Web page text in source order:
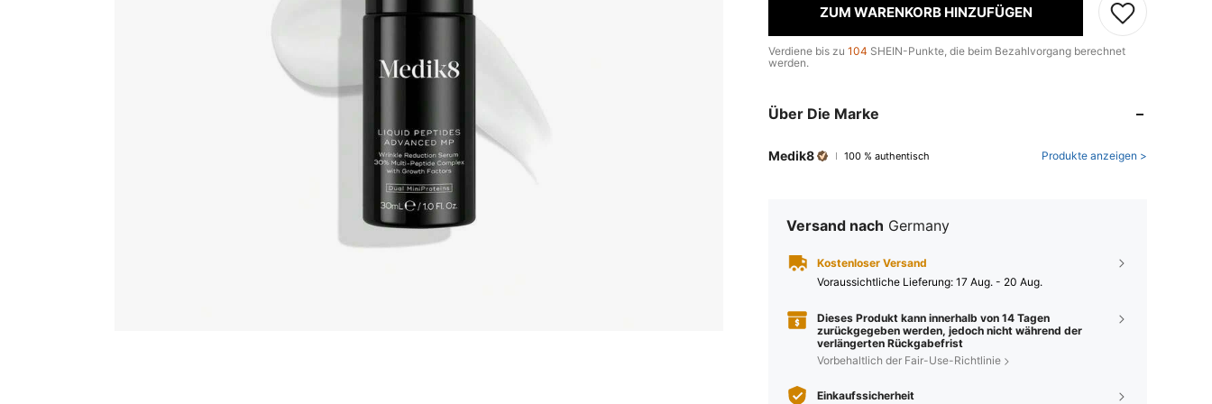
ZUM WARENKORB HINZUFÜGEN
Verdiene bis zu 104 SHEIN-Punkte, die beim Bezahlvorgang berechnet
werden.
Über Die Marke
Medik8 100 % authentisch Produkte anzeigen >
Versand nach Germany
Kostenloser Versand
Voraussichtliche Lieferung: 17 Aug. - 20 Aug.
Dieses Produkt kann innerhalb von 14 Tagen
zurückgegeben werden, jedoch nicht während der
verlängerten Rückgabefrist
Vorbehaltlich der Fair-Use-Richtlinie
Einkaufssicherheit